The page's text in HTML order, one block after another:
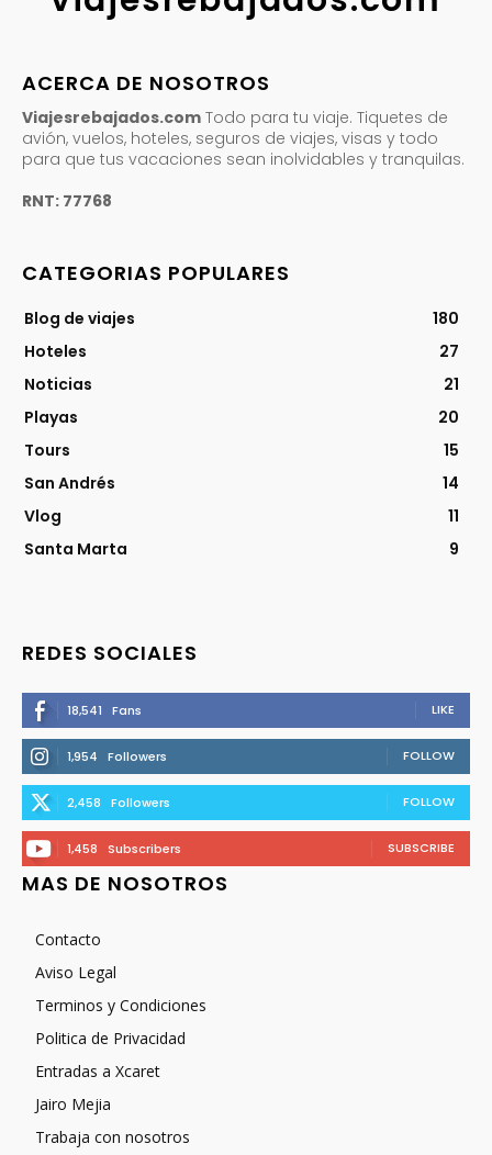
ACERCA DE NOSOTROS
Viajesrebajados.com Todo para tu viaje. Tiquetes de
avión, vuelos, hoteles, seguros de viajes, visas y todo
para que tus vacaciones sean inolvidables y tranquilas.
RNT: 77768
CATEGORIAS POPULARES
Blog de viajes
180
Hoteles
27
Noticias
21
Playas
20
Tours
15
San Andrés
14
Vlog
11
Santa Marta
9
REDES SOCIALES
18,541 Fans LIKE
1,954 Followers FOLLOW
2,458 Followers FOLLOW
1,458 Subscribers SUBSCRIBE
MAS DE NOSOTROS
Contacto
Aviso Legal
Terminos y Condiciones
Politica de Privacidad
Entradas a Xcaret
Jairo Mejia
Trabaja con nosotros